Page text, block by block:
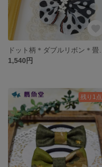
1,540円
残り1点